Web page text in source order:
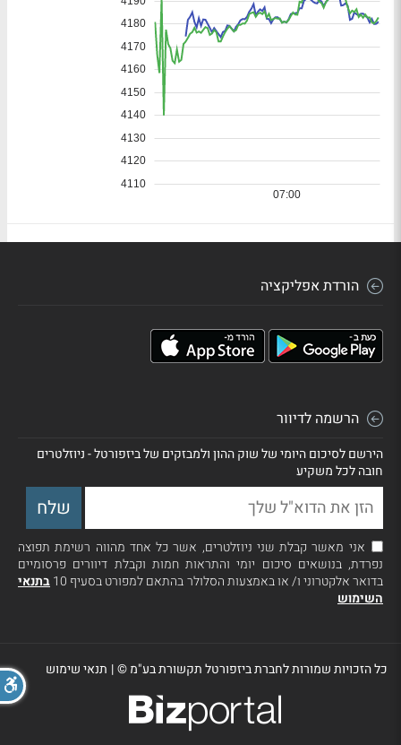
הורדת אפליקציה
הרשמה לדיוור
הירשם לסיכום היומי של שוק ההון ולמבזקים של ביזפורטל - ניוזלטרים
חובה לכל משקיע
אני מאשר קבלת שני ניוזלטרים, אשר כל אחד מהווה רשימת תפוצה
נפרדת, בנושאים סיכום יומי והתראות חמות וקבלת דיוורים פרסומיים
בדואר אלקטרוני ו/ או באמצעות הסלולר בהתאם למפורט בסעיף 10
בתנאי
השימוש
כל הזכויות שמורות לחברת ביזפורטל תקשורת בע"מ ©| תנאי שימוש